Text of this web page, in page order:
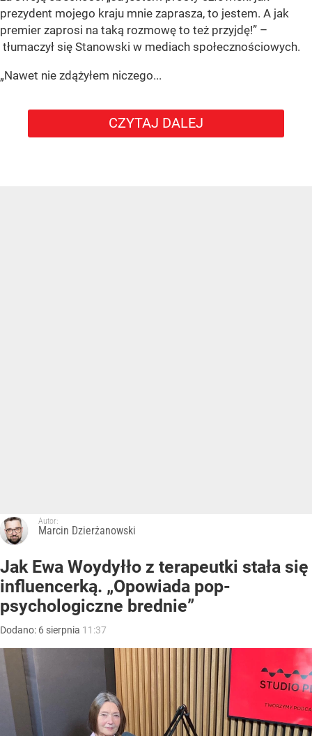
prezydent mojego kraju mnie zaprasza, to jestem. A jak
premier zaprosi na taką rozmowę to też przyjdę!” –
tłumaczył się Stanowski w mediach społecznościowych.
„Nawet nie zdążyłem niczego...
CZYTAJ DALEJ
Autor:
Marcin Dzierżanowski
Jak Ewa Woydyłło z terapeutki stała się
influencerką. „Opowiada pop-
psychologiczne brednie”
Dodano: 6 sierpnia 11:37